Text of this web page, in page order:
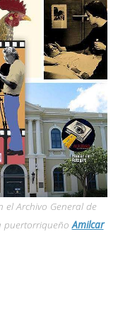
el Archivo General de
puertorriqueñoAmilcar